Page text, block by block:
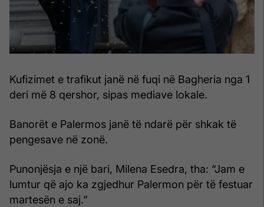
Kufizimet e trafikut janë në fuqi në Bagheria nga 1
deri më 8 qershor, sipas mediave lokale.
Banorët e Palermos janë të ndarë për shkak të
pengesave në zonë.
Punonjësja e një bari, Milena Esedra, tha: “Jam e
lumtur që ajo ka zgjedhur Palermon për të festuar
martesën e saj.”